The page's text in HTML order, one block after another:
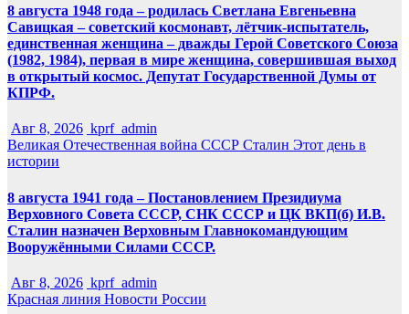
8 августа 1948 года – родилась Светлана Евгеньевна
Савицкая – советский космонавт, лётчик-испытатель,
единственная женщина – дважды Герой Советского Союза
(1982, 1984), первая в мире женщина, совершившая выход
в открытый космос. Депутат Государственной Думы от
КПРФ.
Авг 8, 2026 kprf_admin
Великая Отечественная война СССР Сталин Этот день в
истории
8 августа 1941 года – Постановлением Президиума
Верховного Совета СССР, СНК СССР и ЦК ВКП(б) И.В.
Сталин назначен Верховным Главнокомандующим
Вооружёнными Силами СССР.
Авг 8, 2026 kprf_admin
Красная линия Новости России